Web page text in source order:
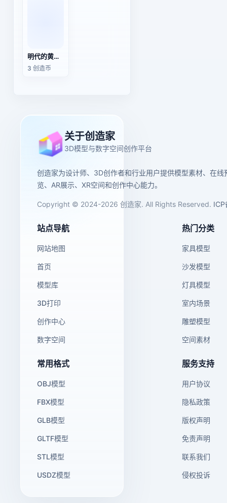
明代的黄釉龙纹瓦当
3 创造币
关于创造家
3D模型与数字空间创作平台
创造家为设计师、3D创作者和行业用户提供模型素材、在线
览、AR展示、XR空间和创作中心能力。
Copyright © 2024-2026 创造家. All Rights Reserved. ICP
站点导航
网站地图
首页
模型库
3D打印
创作中心
数字空间
热门分类
家具模型
沙发模型
灯具模型
室内场景
雕塑模型
空间素材
常用格式
OBJ模型
FBX模型
GLB模型
GLTF模型
STL模型
USDZ模型
服务支持
用户协议
隐私政策
版权声明
免责声明
联系我们
侵权投诉